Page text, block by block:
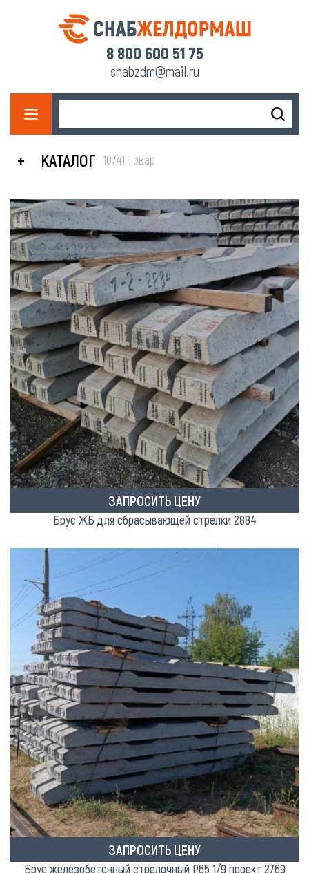
8 800 600 51 75
snabzdm@mail.ru
КАТАЛОГ 10741 товар
ЗАПРОСИТЬ ЦЕНУ
Брус ЖБ для сбрасывающей стрелки 2884
ЗАПРОСИТЬ ЦЕНУ
Брус железобетонный стрелочный Р65 1/9 проект 2769